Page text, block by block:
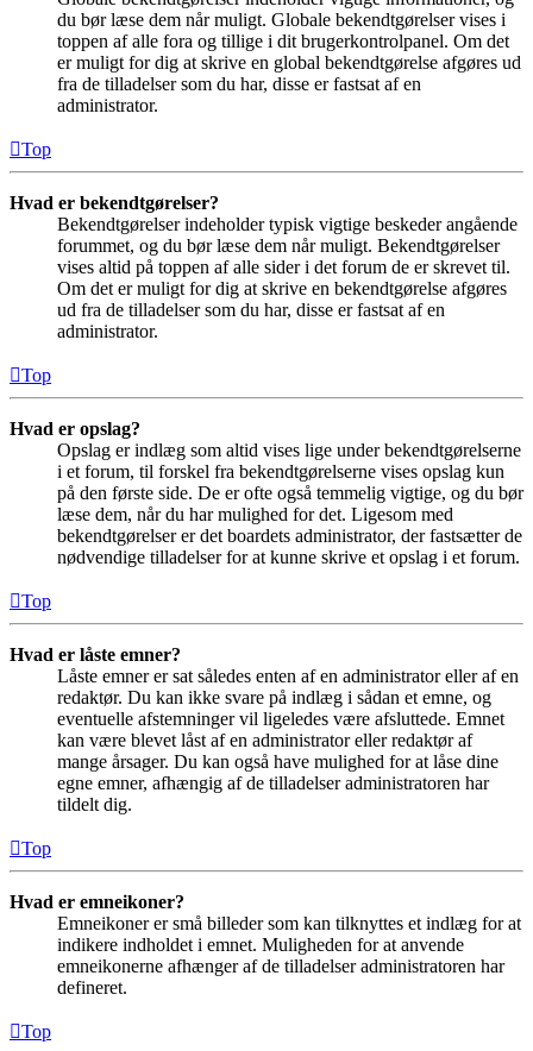
du bør læse dem når muligt. Globale bekendtgørelser vises i
toppen af alle fora og tillige i dit brugerkontrolpanel. Om det
er muligt for dig at skrive en global bekendtgørelse afgøres ud
fra de tilladelser som du har, disse er fastsat af en
administrator.
Top
Hvad er bekendtgørelser?
Bekendtgørelser indeholder typisk vigtige beskeder angående
forummet, og du bør læse dem når muligt. Bekendtgørelser
vises altid på toppen af alle sider i det forum de er skrevet til.
Om det er muligt for dig at skrive en bekendtgørelse afgøres
ud fra de tilladelser som du har, disse er fastsat af en
administrator.
Top
Hvad er opslag?
Opslag er indlæg som altid vises lige under bekendtgørelserne
i et forum, til forskel fra bekendtgørelserne vises opslag kun
på den første side. De er ofte også temmelig vigtige, og du bør
læse dem, når du har mulighed for det. Ligesom med
bekendtgørelser er det boardets administrator, der fastsætter de
nødvendige tilladelser for at kunne skrive et opslag i et forum.
Top
Hvad er låste emner?
Låste emner er sat således enten af en administrator eller af en
redaktør. Du kan ikke svare på indlæg i sådan et emne, og
eventuelle afstemninger vil ligeledes være afsluttede. Emnet
kan være blevet låst af en administrator eller redaktør af
mange årsager. Du kan også have mulighed for at låse dine
egne emner, afhængig af de tilladelser administratoren har
tildelt dig.
Top
Hvad er emneikoner?
Emneikoner er små billeder som kan tilknyttes et indlæg for at
indikere indholdet i emnet. Muligheden for at anvende
emneikonerne afhænger af de tilladelser administratoren har
defineret.
Top